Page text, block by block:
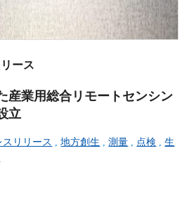
ース
産業用総合リモートセンシン
立
スリリース ,地方創生 ,測量 点検 ,生